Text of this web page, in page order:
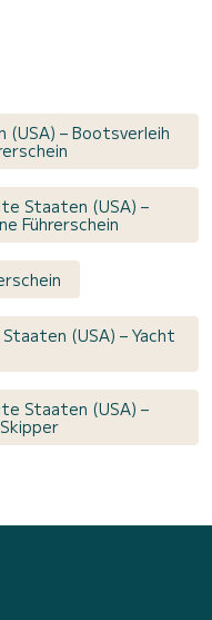
– Bootsverleih
Staaten (USA) –
Führerschein
(USA) – Yacht
Staaten (USA) –